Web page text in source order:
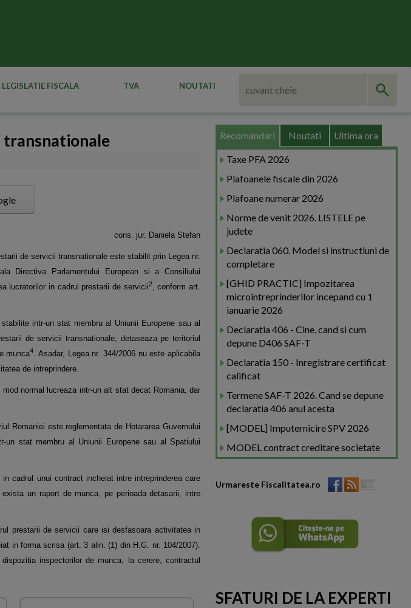
LEGISLATIE FISCALA TVA NOUTATI
transnationale
cons. jur. Daniela Stefan
de servicii transnationale este stabilit prin Legea nr.
Directiva Parlamentului European si a Consiliului
lucratorilor in cadrul prestarii de servicii2, conform art.
intr-un stat membru al Uniunii Europene sau al
de servicii transnationale, detaseaza pe teritoriul
munca4. Asadar, Legea nr. 344/2006 nueste aplicabila
de intreprindere.
normal lucreaza intr-un alt stat decat Romania, dar
Romaniei este reglementata de Hotararea Guvernului
un stat membru al Uniunii Europene sau al Spatiului
in cadrul unui contract incheiat intre intreprinderea care
un raport de munca, pe perioadadetasarii, intre
prestarii de servicii care isi desfasoara activitatea in
in forma scrisa (art. 3 alin. (1) din H.G. nr. 104/2007).
inspectorilor de munca, la cerere, contractul
Recomandari Noutati Ultima ora
Taxe PFA 2026
Plafoanele fiscale din 2026
Plafoane numerar 2026
Norme de venit 2026. LISTELE pe
judete
Declaratia 060. Model si instructiuni de
completare
[GHID PRACTIC] Impozitarea
microintreprinderilor incepand cu 1
ianuarie 2026
Declaratia 406 - Cine, cand si cum
depune D406 SAF-T
Declaratia 150 - Inregistrare certificat
calificat
Termene SAF-T 2026. Cand se depune
declaratia 406 anul acesta
[MODEL] Imputernicire SPV 2026
MODEL contract creditare societate
Urmareste Fiscalitatea.ro
SFATURI DE LA EXPERTI